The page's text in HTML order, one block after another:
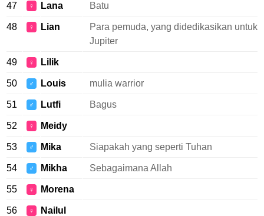
47 ♀ Lana Batu
48 ♀ Lian
Para pemuda, yang didedikasikan untuk
Jupiter
49 ♀ Lilik
50 ♂ Louis mulia warrior
51 ♂ Lutfi Bagus
52 ♀ Meidy
53 ♂ Mika Siapakah yang seperti Tuhan
54 ♂ Mikha Sebagaimana Allah
55 ♀ Morena
56 ♀ Nailul